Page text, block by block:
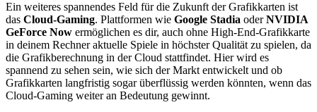
Ein weiteres spannendes Feld für die Zukunft der Grafikkarten ist
das Cloud-Gaming. Plattformen wie Google Stadia oderNVIDIA
GeForce Now ermöglichen es dir, auch ohne High-End-Grafikkarte
in deinem Rechner aktuelle Spiele in höchster Qualität zu spielen, da
die Grafikberechnung in der Cloud stattfindet. Hier wird es
spannend zu sehen sein, wie sich der Markt entwickelt und ob
Grafikkarten langfristig sogar überflüssig werden könnten, wenn das
Cloud-Gaming weiter an Bedeutung gewinnt.